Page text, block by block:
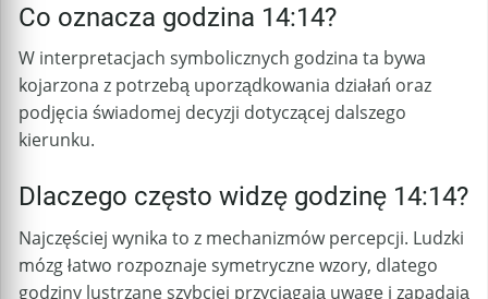
Co oznacza godzina 14:14?
W interpretacjach symbolicznych godzina ta bywa
kojarzona z potrzebą uporządkowania działań oraz
podjęcia świadomej decyzji dotyczącej dalszego
kierunku.
Dlaczego często widzę godzinę 14:14?
Najczęściej wynika to z mechanizmów percepcji. Ludzki
mózg łatwo rozpoznaje symetryczne wzory, dlatego
godziny lustrzane szybciej przyciągają uwagę i zapadają